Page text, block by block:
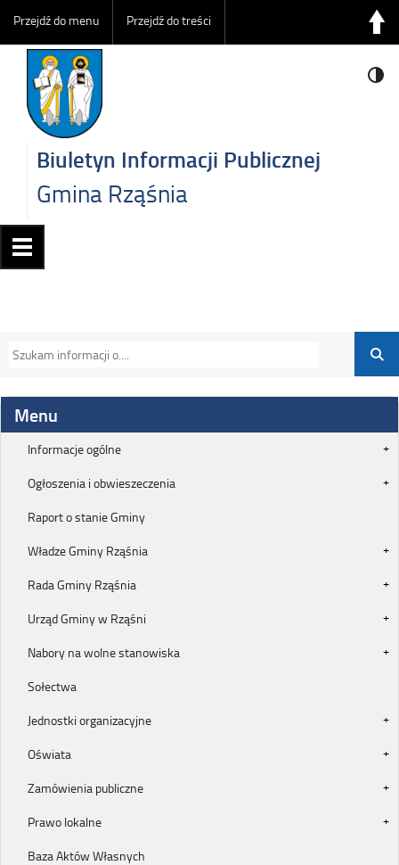
Przejdź do menu Przejdź do treści
Biuletyn Informacji Publicznej
Gmina Rząśnia
Menu
Informacje ogólne
Ogłoszenia i obwieszeczenia
Raport o stanie Gminy
Władze Gminy Rząśnia
Rada Gminy Rząśnia
Urząd Gminy w Rząśni
Nabory na wolne stanowiska
Sołectwa
Jednostki organizacyjne
Oświata
Zamówienia publiczne
Prawo lokalne
Baza Aktów Własnych